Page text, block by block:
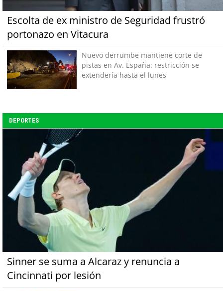
Escolta de ex ministro de Seguridad frustró
portonazo en Vitacura
Nuevo derrumbe mantiene corte de
pistas en Av. España: restricción se
extendería hasta el lunes
DEPORTES
Sinner se suma a Alcaraz y renuncia a
Cincinnati por lesión